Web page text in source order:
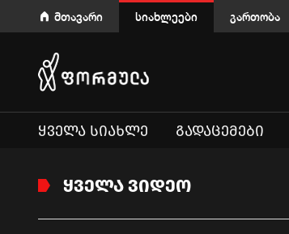
მთავარი სიახლეები გართობა
ᲧᲕᲔᲚᲐ ᲡᲘᲐᲮᲚᲔ ᲒᲐᲓᲐᲪᲔᲛᲔᲑᲘ
ᲧᲕᲔᲚᲐ ᲕᲘᲓᲔᲝ